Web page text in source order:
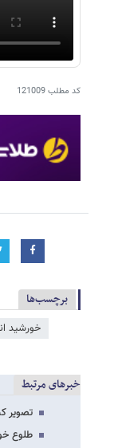
کد مطلب121009
برچسب‌ها
خورشید
خبرهای مرتبط
تصویر
طلوع